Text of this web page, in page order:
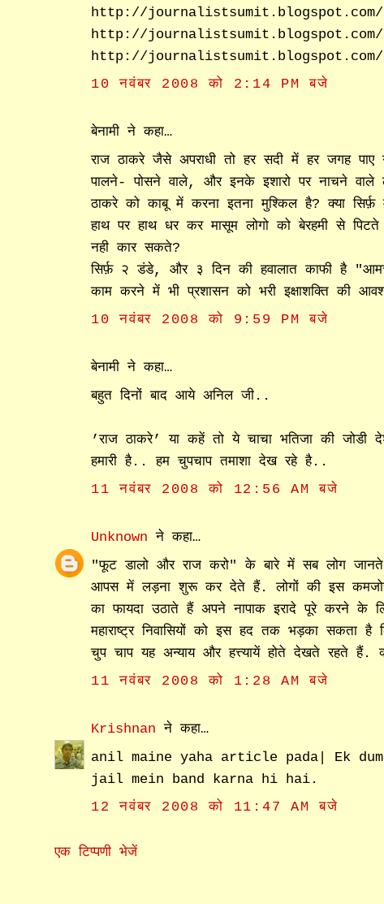
http://journalistsumit.blogspot.com/
http://journalistsumit.blogspot.com/
http://journalistsumit.blogspot.com/
10 नवंबर 2008 को 2:14 PM बजे
बेनामी ने कहा…
राज ठाकरे जैसे अपराधी तो हर सदी में हर जगह
पालने- पोसने वाले, और इनके इशारो पर नाचने
ठाकरे को काबू में करना इतना मुश्किल है? क्या
हाथ पर हाथ धर कर मासूम लोगो को बेरहमी से
नही कार सकते?
सिर्फ़ २ डंडे, और ३ दिन की हवालात काफी है
काम करने में भी प्रशासन को भरी इक्षाशक्ति
10 नवंबर 2008 को 9:59 PM बजे
बेनामी ने कहा…
बहुत दिनों बाद आये अनिल जी..
’राज ठाकरे’ या कहें तो ये चाचा भतिजा की
हमारी है.. हम चुपचाप तमाशा देख रहे है..
11 नवंबर 2008 को 12:56 AM बजे
Unknown ने कहा…
"फूट डालो और राज करो" के बारे में सब लोग
आपस में लड़ना शुरू कर देते हैं. लोगों की इस
का फायदा उठाते हैं अपने नापाक इरादे पूरे करने के
महाराष्ट्र निवासियों को इस हद तक भड़का सकता
चुप चाप यह अन्याय और हत्त्यायें होते देखते रहते हैं.
11 नवंबर 2008 को 1:28 AM बजे
Krishnan ने कहा…
anil maine yaha article pada| Ek
jail mein band karna hi hai.
12 नवंबर 2008 को 11:47 AM बजे
एक टिप्पणी भेजें